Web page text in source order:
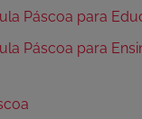
Páscoa para
Páscoa para